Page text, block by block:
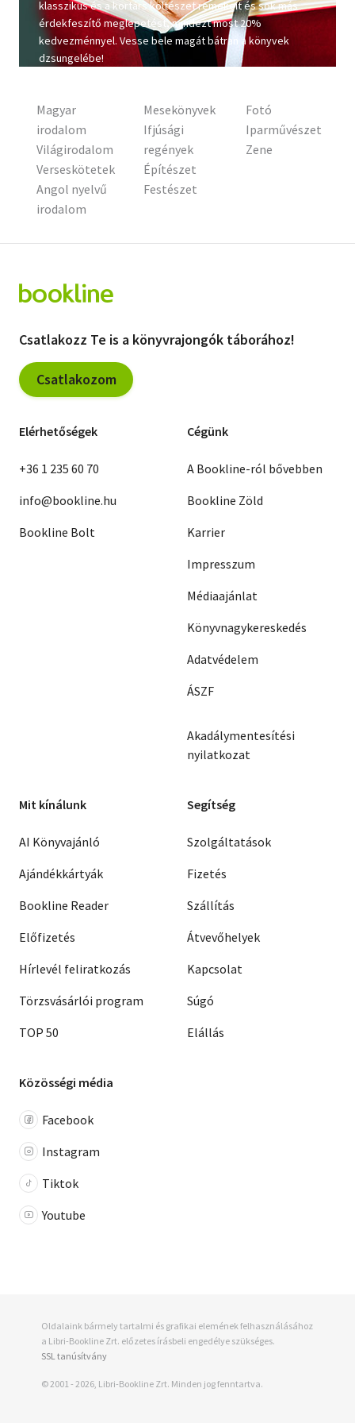
Szótár, nyelvkönyv
Tankönyv, segédkönyv
Természettudomány
Történelem
Vallás
20%
klasszikus és a kortárs költészet remekeit és sok más
érdekfeszítő meglepetést, mindezt most 20%
kedvezménnyel. Vesse bele magát bátran a könyvek
dzsungelébe!
Magyar
irodalom
Világirodalom
Verseskötetek
Angol nyelvű
irodalom
Mesekönyvek
Ifjúsági
regények
Építészet
Festészet
Fotó
Iparművészet
Zene
Csatlakozz Te is a könyvrajongók táborához!
Csatlakozom
Elérhetőségek
+36 1 235 60 70
info@bookline.hu
Bookline Bolt
Cégünk
A Bookline-ról bővebben
Bookline Zöld
Karrier
Impresszum
Médiaajánlat
Könyvnagykereskedés
Adatvédelem
ÁSZF
Akadálymentesítési
nyilatkozat
Mit kínálunk
AI Könyvajánló
Ajándékkártyák
Bookline Reader
Előfizetés
Hírlevél feliratkozás
Törzsvásárlói program
TOP 50
Segítség
Szolgáltatások
Fizetés
Szállítás
Átvevőhelyek
Kapcsolat
Súgó
Elállás
Közösségi média
Facebook
Instagram
Tiktok
Youtube
Oldalaink bármely tartalmi és grafikai elemének felhasználásához
a Libri-Bookline Zrt. előzetes írásbeli engedélye szükséges.
SSL tanúsítvány
© 2001 - 2026, Libri-Bookline Zrt. Minden jog fenntartva.